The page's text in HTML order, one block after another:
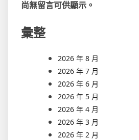
尚無留言可供顯示。
彙整
2026 年 8 月
2026 年 7 月
2026 年 6 月
2026 年 5 月
2026 年 4 月
2026 年 3 月
2026 年 2 月